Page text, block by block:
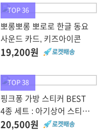
TOP 36
뽀롱뽀롱 뽀로로 한글 동요
사운드 카드, 키즈아이콘
19,200원
TOP 38
핑크퐁 가방 스티커 BEST
4종 세트 : 아기상어 스티커
+동물 스티커+자동차 스티커
20,500원